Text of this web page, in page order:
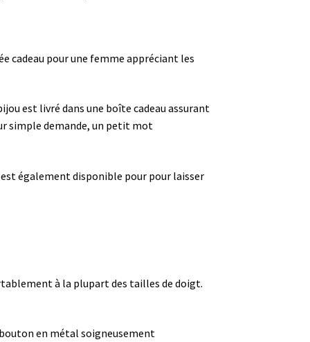
cadeau pour une femme appréciant les
est livré dans une boîte cadeau assurant
simple demande, un petit mot
est également disponible pour pour laisser
à la plupart des tailles de doigt.
en métal soigneusement